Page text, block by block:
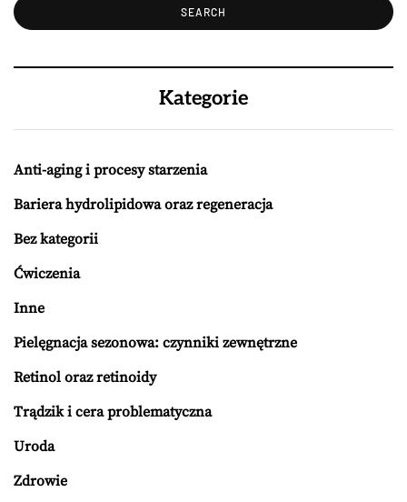
Kategorie
Anti-aging i procesy starzenia
Bariera hydrolipidowa oraz regeneracja
Bez kategorii
Ćwiczenia
Inne
Pielęgnacja sezonowa: czynniki zewnętrzne
Retinol oraz retinoidy
Trądzik i cera problematyczna
Uroda
Zdrowie